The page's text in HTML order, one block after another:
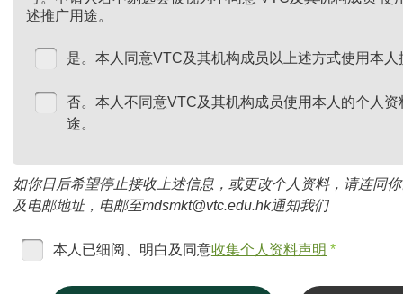
述推广用途。
是。本人同意VTC及其机构成员以上述方式使用本
否。本人不同意VTC及其机构成员使用本人的个人
途。
如你日后希望停止接收上述信息，或更改个人资料，请连同
及电邮地址，电邮至mdsmkt@vtc.edu.hk通知我们
本人已细阅、明白及同意收集个人资料声明 *